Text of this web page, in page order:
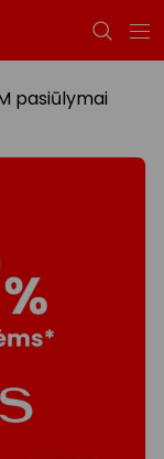
pasiūlymai